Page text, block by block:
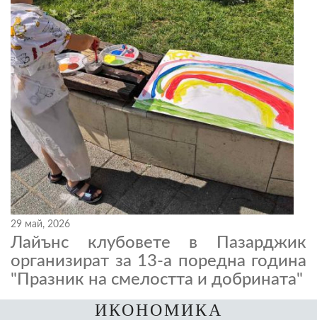
29 май, 2026
Лайънс клубовете в Пазарджик
организират за 13-а поредна година
"Празник на смелостта и добрината"
ИКОНОМИКА